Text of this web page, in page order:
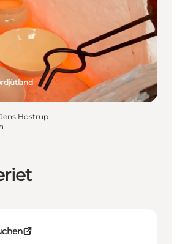
Urlaubsplanung
Hostrup